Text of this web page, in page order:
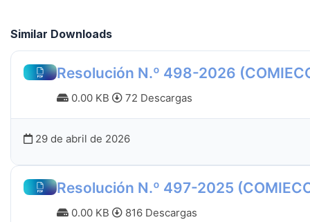
Similar Downloads
Resolución N.º 498-2026
0.00 KB 72 Descargas
29 de abril de 2026
Resolución N.º 497-2025
0.00 KB 816 Descargas